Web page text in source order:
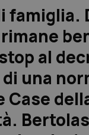
famiglia.
al
una
Case